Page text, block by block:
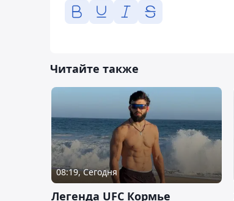
Читайте также
08:19, Сегодня
Легенда UFC Кормье